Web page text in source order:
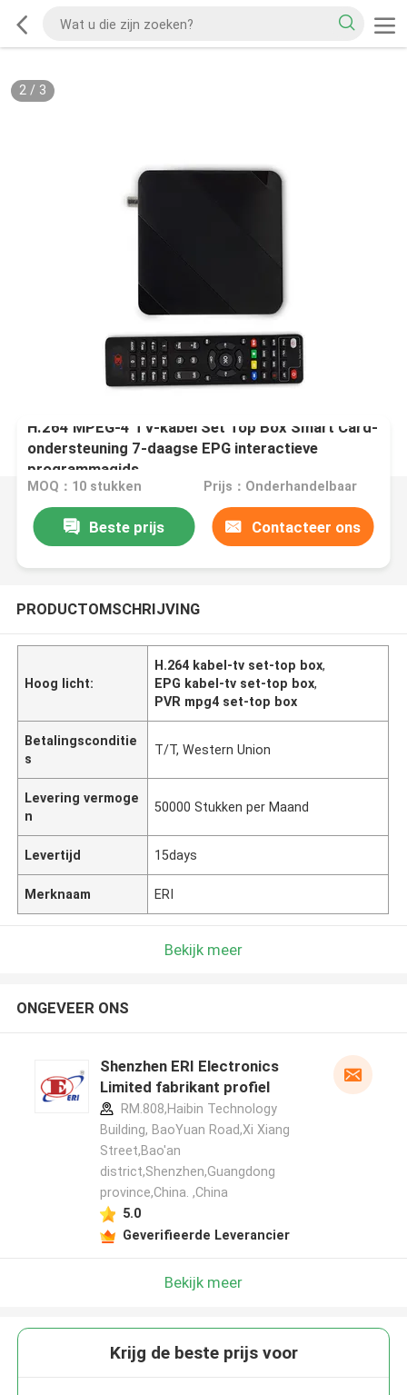
2/ 3
H.264 MPEG-4 TV-kabel Set Top Box Smart Card-
ondersteuning 7-daagse EPG interactieve
programmagids
MOQ：10 stukken Prijs：Onderhandelbaar
Beste prijs Contacteer ons
PRODUCTOMSCHRIJVING
Hoog licht:
H.264 kabel-tv set-top box,
EPG kabel-tv set-top box,
PVR mpg4 set-top box
Betalingsconditie
s
T/T, Western Union
Levering vermoge
n
50000 Stukken per Maand
Levertijd 15days
Merknaam ERI
Bekijk meer
ONGEVEER ONS
Shenzhen ERI Electronics
Limited fabrikant profiel
RM.808,Haibin Technology
Building, BaoYuan Road,Xi Xiang
Street,Bao'an
district,Shenzhen,Guangdong
province,China. ,China
5.0
Geverifieerde Leverancier
Bekijk meer
Krijg de beste prijs voor